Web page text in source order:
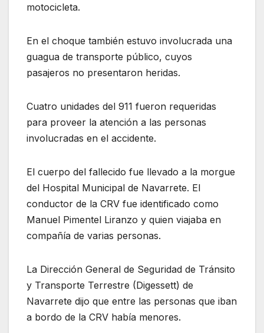
motocicleta.
En el choque también estuvo involucrada una
guagua de transporte público, cuyos
pasajeros no presentaron heridas.
Cuatro unidades del 911 fueron requeridas
para proveer la atención a las personas
involucradas en el accidente.
El cuerpo del fallecido fue llevado a la morgue
del Hospital Municipal de Navarrete. El
conductor de la CRV fue identificado como
Manuel Pimentel Liranzo y quien viajaba en
compañía de varias personas.
La Dirección General de Seguridad de Tránsito
y Transporte Terrestre (Digessett) de
Navarrete dijo que entre las personas que iban
a bordo de la CRV había menores.